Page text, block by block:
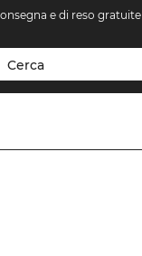
e di reso gratuite